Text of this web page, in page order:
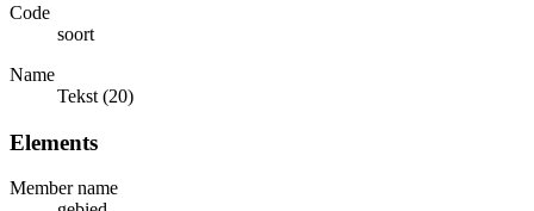
Code
soort
Name
Tekst (20)
Elements
Member name